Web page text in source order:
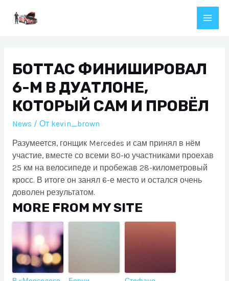
Main
БОТТАС ФИНИШИРОВАЛ
6-М В ДУАТЛОНЕ,
КОТОРЫЙ САМ И ПРОВЁЛ
News / От kevin_brown
Разумеется, гонщик Mercedes и сам принял в нём
участие, вместе со всеми 80-ю участниками проехав
25 км на велосипеде и пробежав 28-километровый
кросс. В итоге он занял 6-е место и остался очень
доволен результатом.
MORE FROM MY SITE